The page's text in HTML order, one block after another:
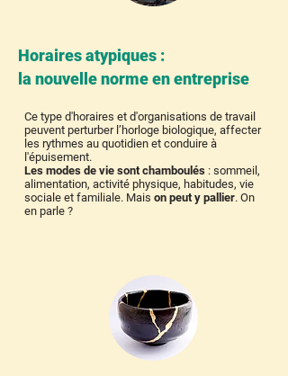
Horaires atypiques :
la nouvelle norme en entreprise
Ce type d'horaires et d'organisations de travail
peuvent perturber l’horloge biologique, affecter
les rythmes au quotidien et conduire à
l'épuisement.
Les modes de vie sont chamboulés : sommeil,
alimentation, activité physique, habitudes, vie
sociale et familiale. Mais on peut y pallier. On
en parle ?